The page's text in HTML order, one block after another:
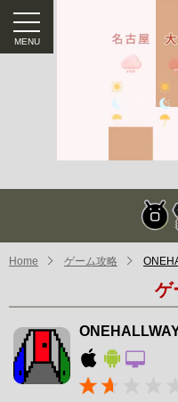
Home ゲーム攻略
ゲ